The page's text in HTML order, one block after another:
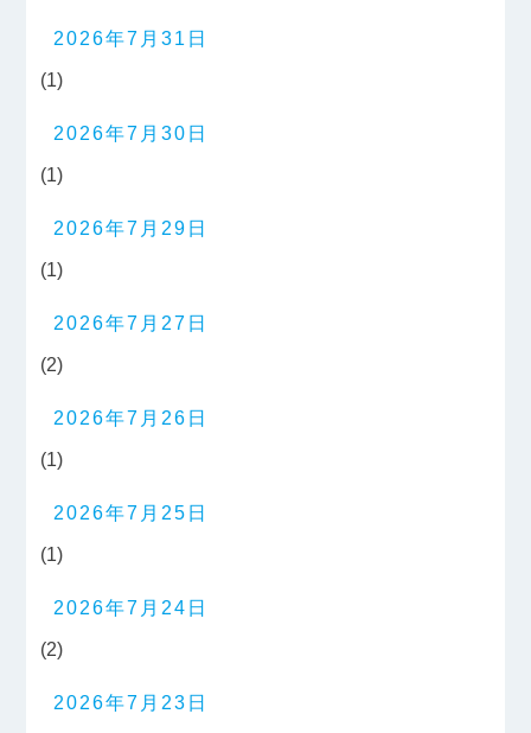
2026年7月31日
(1)
2026年7月30日
(1)
2026年7月29日
(1)
2026年7月27日
(2)
2026年7月26日
(1)
2026年7月25日
(1)
2026年7月24日
(2)
2026年7月23日